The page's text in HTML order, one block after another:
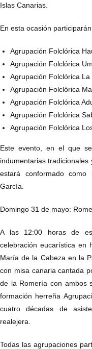
Islas Canarias.
En esta ocasión
Agrupación Folclórica
Agrupación Folclórica
Agrupación Folclórica
Agrupación Folclórica
Agrupación Folclórica
Agrupación Folclórica
Agrupación Folclórica
Este evento, en el que
indumentarias tradicionales
estará conformado como
García.
Domingo 31 de mayo:
A las 12:00 horas de
celebración eucarística en
María de la Cabeza en la
con misa canaria cantada
de la Romería con ambos
formación herreña
cuatro décadas de
realejera.
Todas las agrupaciones